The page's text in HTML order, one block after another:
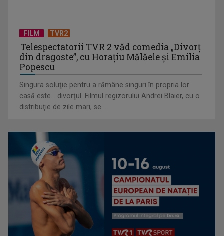
Summit la Ankara: NATO va apăra fiecare centimetru din
FILM TVR2
Telespectatorii TVR 2 văd comedia „Divorţ
din dragoste”, cu Horaţiu Mălăele şi Emilia
Popescu
Singura soluţie pentru a rămâne singuri în propria lor
casă este... divorţul. Filmul regizorului Andrei Blaier, cu o
distribuţie de zile mari, se ...